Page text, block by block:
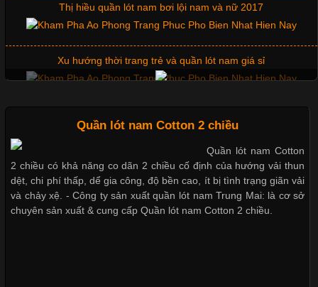
Trong môi trường kinh doanh hiện đại, việc xây dựng hình ảnh
chuyên nghiệp đóng vai trò quan trọng đối với sự phát triển của
doanh nghiệp. Một trong những giải pháp hiệu quả được nhiều
đơn vị lựa chọn hiện nay là sử dụng áo thun đồng phục công ty.
Không chỉ giúp tạo sự đồng bộ, áo thun
Chất Liệu Lycra Có Gì Đặc Biệt Trong Ngành Thời Trang?
Vải Lycra Là Gì? Chất Liệu Co Giãn Được Ưa Chuộng Trong
Thị hiều quần lót nam bơi lội nam và nữ 2017
Xu hướng thời trang trẻ và quần lót nam giá sỉ
Mẫu quần lót nam giá rẻ sốt hè 2017
Quần lót nam Cotton 2 chiều
Quần lót nam Cotton
2 chiều có khả năng co dãn 2 chiều cố định của hướng vải thun
dệt, chi phí thấp, dể gia công, độ bền cao, ít bị tình trạng giãn vải
và chảy xệ. - Công ty sản xuất quần lót nam Trung Mai: là cơ sở
chuyên sản xuất & cung cấp Quần lót nam Cotton 2 chiều.